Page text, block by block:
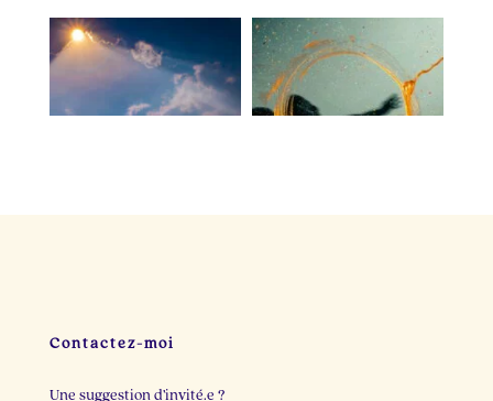
lapetitevoixlepodcast
Juin 25
lapetitevoixlepodcast
Juin 21
Contactez-moi
Une suggestion d’invité.e ?